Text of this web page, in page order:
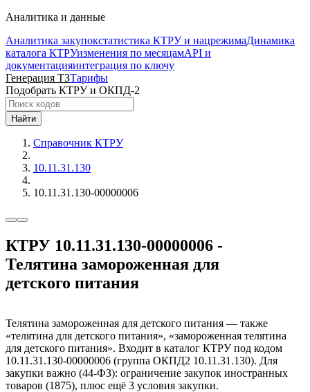
Аналитика и данные
Аналитика закупокстатистика КТРУ и нацрежимаДинамика
каталога КТРУизменения по месяцамAPI и
документацияинтеграция по ключу
Генерация ТЗТарифы
Подобрать КТРУ и ОКПД-2
Найти
Справочник КТРУ
10.11.31.130
10.11.31.130-00000006
КТРУ 10.11.31.130-00000006 -
Телятина замороженная для
детского питания
Телятина замороженная для детского питания — также
«телятина для детского питания», «замороженная телятина
для детского питания». Входит в каталог КТРУ под кодом
10.11.31.130-00000006 (группа ОКПД2 10.11.31.130). Для
закупки важно (44-ФЗ): ограничение закупок иностранных
товаров (1875), плюс ещё 3 условия закупки.